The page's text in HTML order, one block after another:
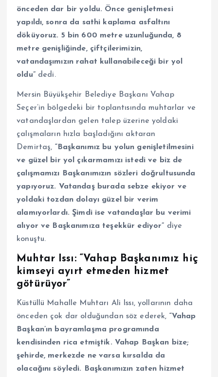
önceden dar bir yoldu. Önce genişletmesi
yapıldı, sonra da sathi kaplama asfaltını
döküyoruz. 5 bin 600 metre uzunluğunda, 8
metre genişliğinde, çiftçilerimizin,
vatandaşımızın rahat kullanabileceği bir yol
oldu” dedi.
Mersin Büyükşehir Belediye Başkanı Vahap
Seçer’in bölgedeki bir toplantısında muhtarlar ve
vatandaşlardan gelen talep üzerine yoldaki
çalışmaların hızla başladığını aktaran
Demirtaş, “Başkanımız bu yolun genişletilmesini
ve güzel bir yol çıkarmamızı istedi ve biz de
çalışmamızı Başkanımızın sözleri doğrultusunda
yapıyoruz. Vatandaş burada sebze ekiyor ve
yoldaki tozdan dolayı güzel bir verim
alamıyorlardı. Şimdi ise vatandaşlar bu verimi
alıyor ve Başkanımıza teşekkür ediyor” diye
konuştu.
Muhtar Issı: “Vahap Başkanımız hiç
kimseyi ayırt etmeden hizmet
götürüyor”
Küstüllü Mahalle Muhtarı Ali Issı, yollarının daha
önceden çok dar olduğundan söz ederek, “Vahap
Başkan’ın bayramlaşma programında
kendisinden rica etmiştik. Vahap Başkan bize;
şehirde, merkezde ne varsa kırsalda da
olacağını söyledi. Başkanımızın zaten hizmet